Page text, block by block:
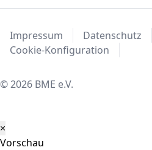
Impressum Datenschutz
Cookie-Konfiguration
© 2026 BME e.V.
×
Vorschau